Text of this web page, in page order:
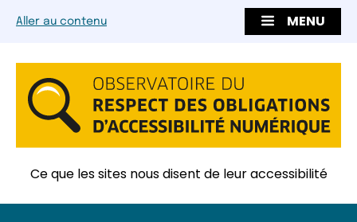
Aller au contenu MENU
Ce que les sites nous disent de leur accessibilité